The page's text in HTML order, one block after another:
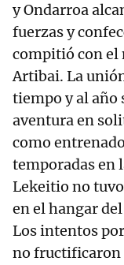
y Ondarroa
fuerzas y
compitió con el
Artibai. La
tiempo y al
aventura en
como
temporadas en
Lekeitio no
en el hangar
Los intentos
no fructificaron